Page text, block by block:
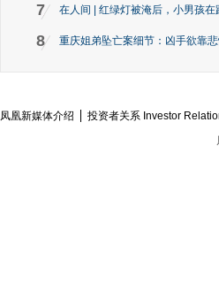
7 在人间 | 红绿灯被淹后，小男孩
8 重庆姐弟坠亡案细节：凶手欲靠
凤凰新媒体介绍 投资者关系 Investor